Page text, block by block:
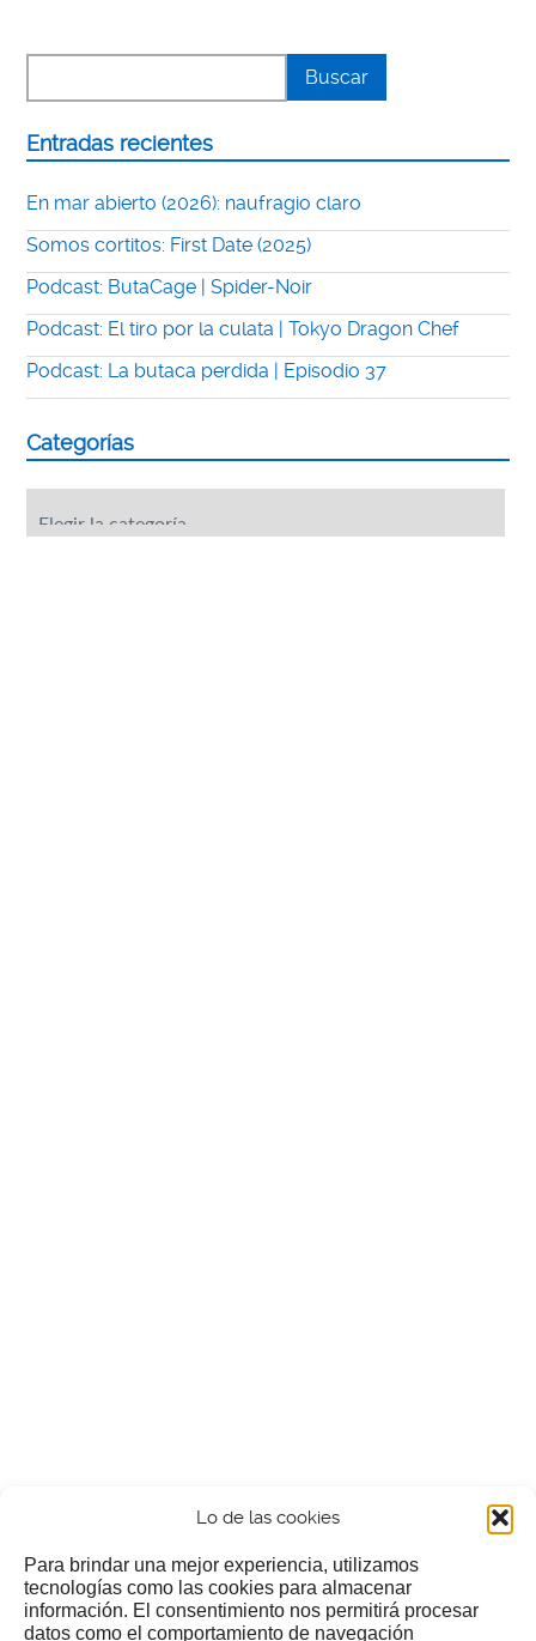
Lo de las cookies
Para brindar una mejor experiencia, utilizamos
tecnologías como las cookies para almacenar
información. El consentimiento nos permitirá procesar
datos como el comportamiento de navegación
Entradas recientes
En mar abierto (2026): naufragio claro
Somos cortitos: First Date (2025)
Podcast: ButaCage | Spider-Noir
Podcast: El tiro por la culata | Tokyo Dragon Chef
Podcast: La butaca perdida | Episodio 37
Categorías
¿Nos invitas a un cafecillo?